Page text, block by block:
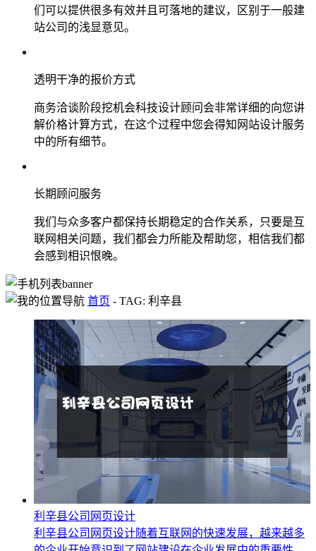
们可以提供很多有效并且可落地的建议，区别于一般建
站公司的浅显意见。
透明干净的报价方式
商务洽谈阶段挖机会科技设计顾问会非常详细的向您讲
解价格计算方式，在这个过程中您会得知网站设计服务
中的所有细节。
长期顾问服务
我们与众多客户都保持长期稳定的合作关系，只要是互
联网相关问题，我们都会力所能及帮助您，相信我们都
会感到相识恨晚。
首页 - TAG: 利辛县
利辛县公司网页设计
利辛县公司网页设计随着互联网的快速发展，越来越多